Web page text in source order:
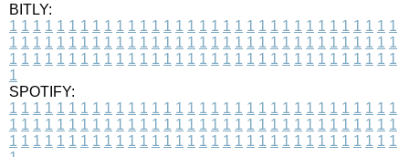
BITLY:
1 1 1 1 1 1 1 1 1 1 1 1 1 1 1 1 1 1 1 1 1 1 1 1 1 1 1 1 1 1 1 1 1
1 1 1 1 1 1 1 1 1 1 1 1 1 1 1 1 1 1 1 1 1 1 1 1 1 1 1 1 1 1 1 1 1
1 1 1 1 1 1 1 1 1 1 1 1 1 1 1 1 1 1 1 1 1 1 1 1 1 1 1 1 1 1 1 1 1
1
SPOTIFY:
1 1 1 1 1 1 1 1 1 1 1 1 1 1 1 1 1 1 1 1 1 1 1 1 1 1 1 1 1 1 1 1 1
1 1 1 1 1 1 1 1 1 1 1 1 1 1 1 1 1 1 1 1 1 1 1 1 1 1 1 1 1 1 1 1 1
1 1 1 1 1 1 1 1 1 1 1 1 1 1 1 1 1 1 1 1 1 1 1 1 1 1 1 1 1 1 1 1 1